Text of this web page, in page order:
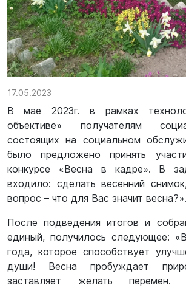
17.05.2023
В мае 2023г. в рамках
объективе» получателям
состоящих на социальном
было предложено принять
конкурсе «Весна в кадре». В
входило: сделать весенний
вопрос – что для Вас значит весна?».
После подведения итогов и
единый, получилось следующее:
года, которое способствует
души! Весна пробуждает
заставляет желать перемен.